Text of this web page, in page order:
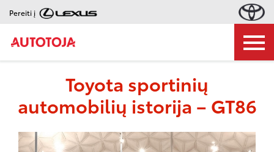
Pereiti į
Toyota sportinių
automobilių istorija – GT86